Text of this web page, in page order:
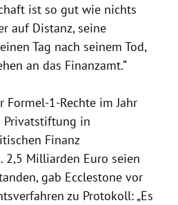
ist so gut wie nichts
auf Distanz, seine
Tag nach seinem Tod,
an das Finanzamt.“
Formel-1-Rechte im Jahr
Privatstiftung in
Finanz
2,5 Milliarden Euro seien
gab Ecclestone vor
zu Protokoll: „Es